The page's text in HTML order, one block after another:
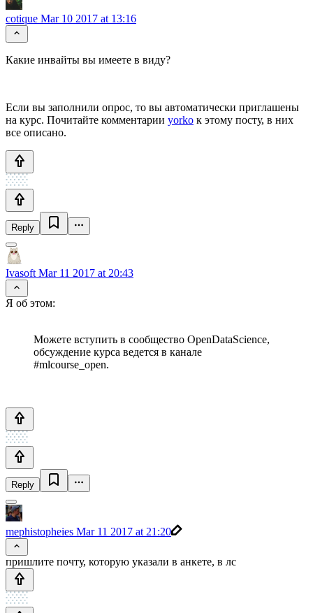
cotique Mar 10 2017 at 13:16
Какие инвайты вы имеете в виду?
Если вы заполнили опрос, то вы автоматически приглашены
на курс. Почитайте комментарии yorko к этому посту, в них
все описано.
Reply
Ivasoft Mar 11 2017 at 20:43
Я об этом:
Можете вступить в сообщество OpenDataScience,
обсуждение курса ведется в канале
#mlcourse_open.
Reply
mephistopheies Mar 11 2017 at 21:20
пришлите почту, которую указали в анкете, в лс